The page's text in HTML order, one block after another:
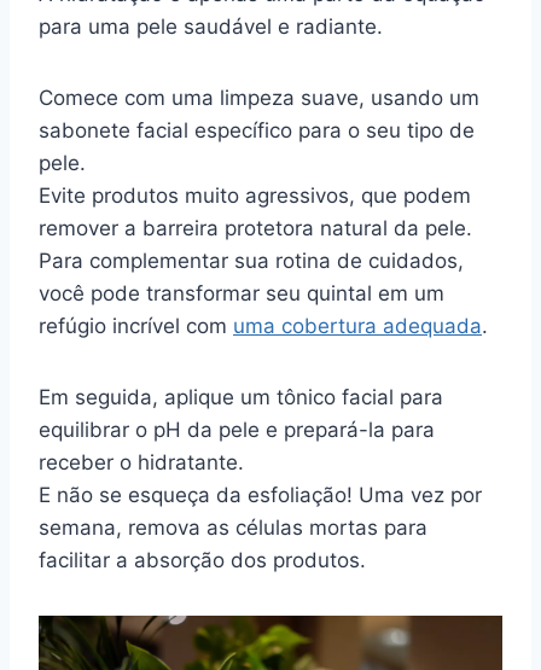
para uma pele saudável e radiante.
Comece com uma limpeza suave, usando um
sabonete facial específico para o seu tipo de
pele.
Evite produtos muito agressivos, que podem
remover a barreira protetora natural da pele.
Para complementar sua rotina de cuidados,
você pode transformar seu quintal em um
refúgio incrível com uma cobertura adequada.
Em seguida, aplique um tônico facial para
equilibrar o pH da pele e prepará-la para
receber o hidratante.
E não se esqueça da esfoliação! Uma vez por
semana, remova as células mortas para
facilitar a absorção dos produtos.